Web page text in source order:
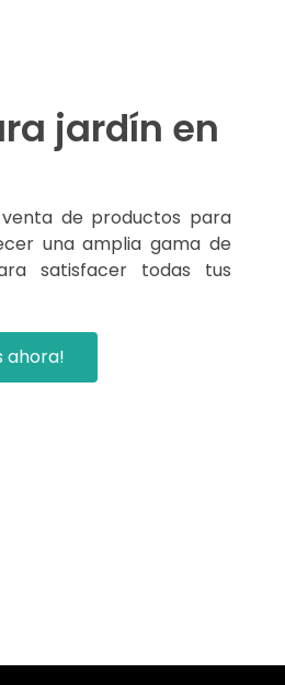
jardín en
de productos para
una amplia gama de
satisfacer todas tus
ahora!